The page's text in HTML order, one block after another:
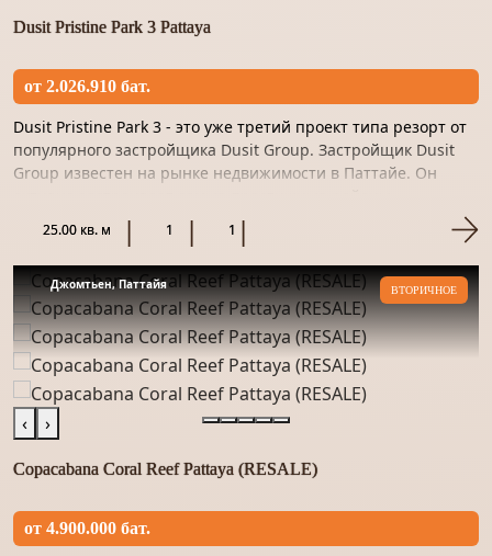
Dusit Pristine Park 3 Pattaya
от 2.026.910 бат.
Dusit Pristine Park 3 - это уже третий проект типа резорт от
популярного застройщика Dusit Group. Застройщик Dusit
Group известен на рынке недвижимости в Паттайе. Он
25.00 кв. м 1 1
Джомтьен, Паттайя ВТОРИЧНОЕ
‹ ›
Copacabana Coral Reef Pattaya (RESALE)
от 4.900.000 бат.